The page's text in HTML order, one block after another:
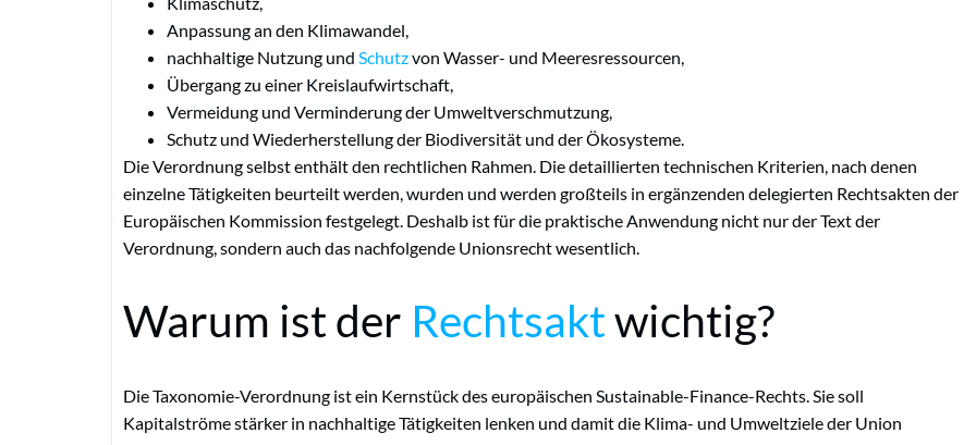
Anpassung an den Klimawandel,
nachhaltige Nutzung und Schutzvon Wasser- und Meeresressourcen,
Übergang zu einer Kreislaufwirtschaft,
Vermeidung und Verminderung der Umweltverschmutzung,
Schutz und Wiederherstellung der Biodiversität und der Ökosysteme.
Die Verordnung selbst enthält den rechtlichen Rahmen. Die detaillierten technischen Kriterien, nach denen
einzelne Tätigkeiten beurteilt werden, wurden und werden großteils in ergänzenden delegierten Rechtsakten der
Europäischen Kommission festgelegt. Deshalb ist für die praktische Anwendung nicht nur der Text der
Verordnung, sondern auch das nachfolgende Unionsrecht wesentlich.
Warum ist der Rechtsaktwichtig?
Die Taxonomie-Verordnung ist ein Kernstück des europäischen Sustainable-Finance-Rechts. Sie soll
Kapitalströme stärker in nachhaltige Tätigkeiten lenken und damit die Klima- und Umweltziele der Union